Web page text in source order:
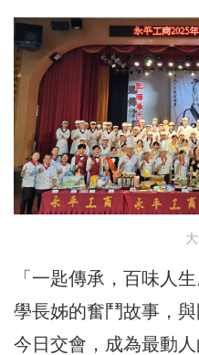
「一匙傳承，百味人
學長姊的奮鬥故事，
今日交會，成為最動